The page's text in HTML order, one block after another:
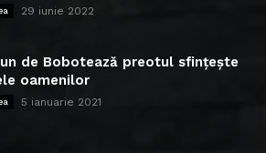
29 iunie 2022
de Bobotează preotul sfințește
oamenilor
5 ianuarie 2021